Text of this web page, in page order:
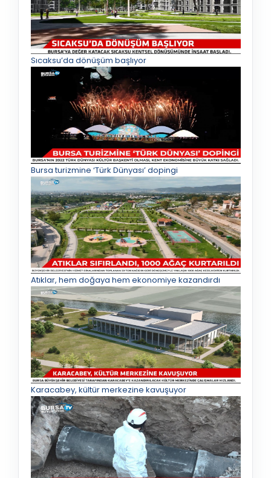
Sıcaksu’da dönüşüm başlıyor
Bursa turizmine ‘Türk Dünyası’ dopingi
Atıklar, hem doğaya hem ekonomiye kazandırdı
Karacabey, kültür merkezine kavuşuyor